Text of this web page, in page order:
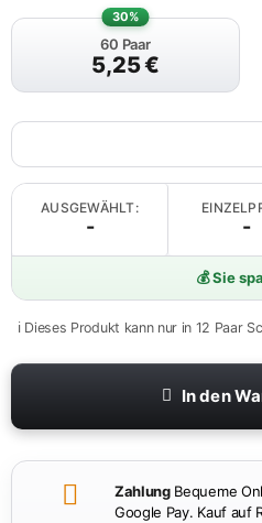
60 Paar
5,25€
30%
AUSGEWÄHLT:
- -
💰 Sie
ℹ️ Dieses Produkt kann nur in 12 Paar
In den
ZahlungBequeme
Google Pay. Kauf auf